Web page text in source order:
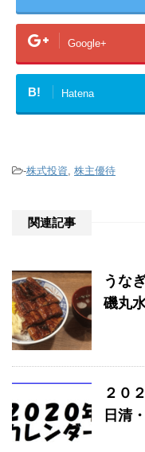
Google+
B! Hatena
-株式投資, 株主優待
関連記事
うな
磯丸
２０
日清